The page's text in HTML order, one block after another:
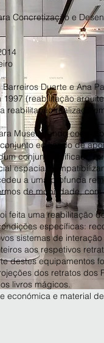
Concretização e
Duarte e Ana
(reabilitação
reabilitação realizada
Museu, tendo como
edificado de
conjunto edificado
espacial
a uma profunda
de mobilidade,
feita uma reabilitação
específicas:
sistemas de
aos respetivos
destes equipamentos
dos retratos dos
livros mágicos.
económica e material